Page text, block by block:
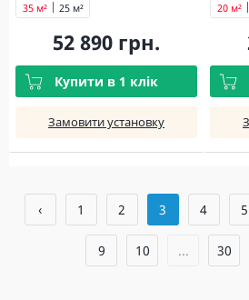
25 м²
35 м²
52 890 грн.
Купити в 1 клік
Замовити установку
20 м²
‹ 1 2 3 4 5
9 10 ... 30